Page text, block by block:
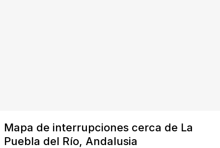
Mapa de interrupciones cerca de La
Puebla del Río, Andalusia